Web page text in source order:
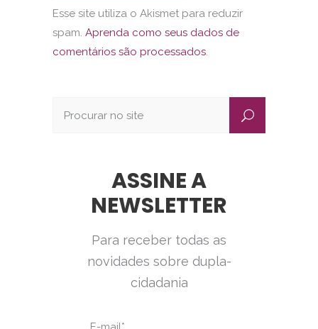
Esse site utiliza o Akismet para reduzir
spam. Aprenda como seus dados de
comentários são processados.
ASSINE A
NEWSLETTER
Para receber todas as
novidades sobre dupla-
cidadania